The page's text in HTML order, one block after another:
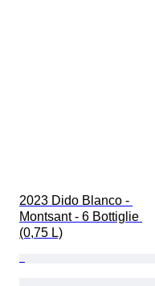
2023 Dido Blanco -
Montsant - 6 Bottiglie
(0,75 L)